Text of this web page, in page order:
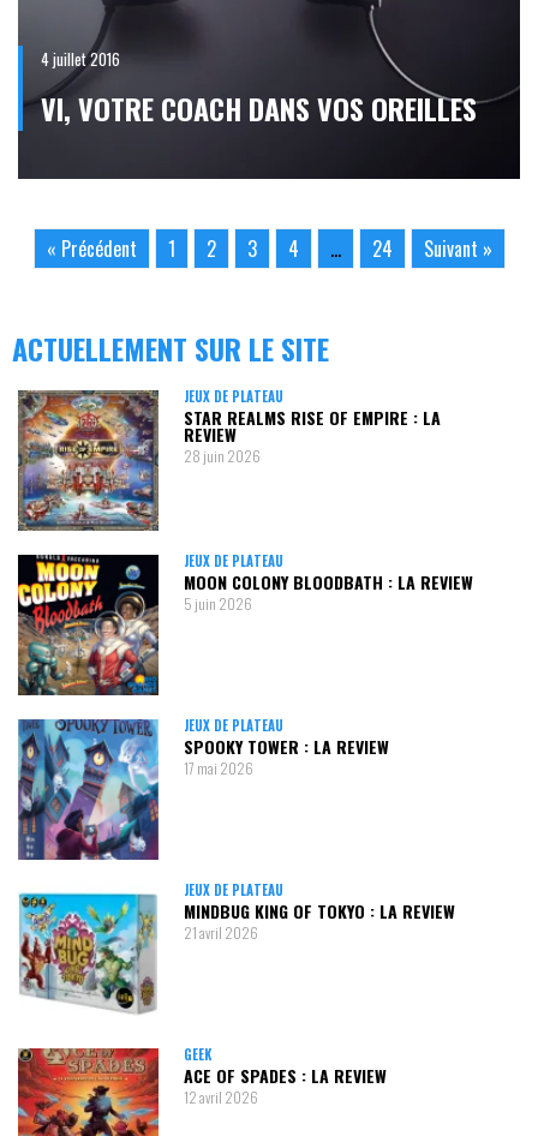
4 juillet 2016
VI, VOTRE COACH DANS VOS OREILLES
« Précédent 1 2 3 4 … 24 Suivant »
ACTUELLEMENT SUR LE SITE
JEUX DE PLATEAU
STAR REALMS RISE OF EMPIRE : LA
REVIEW
28 juin 2026
JEUX DE PLATEAU
MOON COLONY BLOODBATH : LA REVIEW
5 juin 2026
JEUX DE PLATEAU
SPOOKY TOWER : LA REVIEW
17 mai 2026
JEUX DE PLATEAU
MINDBUG KING OF TOKYO : LA REVIEW
21 avril 2026
GEEK
ACE OF SPADES : LA REVIEW
12 avril 2026